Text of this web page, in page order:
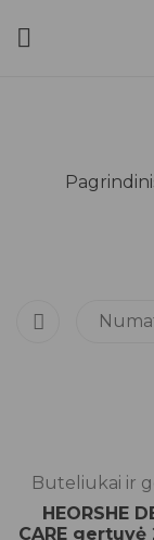
Buteliukai ir
HEORSHE
CARE gertuvė